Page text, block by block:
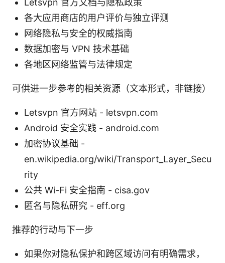
各大应用商店的用户评价与独立评测
网络隐私与安全的权威指南
数据加密与 VPN 技术基础
各地区网络监管与法律规定
可供进一步参考的相关资源（文本形式，非链接）
Letsvpn 官方网站 - letsvpn.com
Android 安全实践 - android.com
加密协议基础 -
en.wikipedia.org/wiki/Transport_Layer_Secu
rity
公共 Wi-Fi 安全指南 - cisa.gov
匿名与隐私研究 - eff.org
推荐的行动与下一步
如果你对隐私保护和跨区域访问有明确需求，